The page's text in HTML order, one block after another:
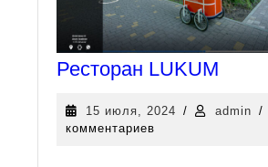
Ресторан LUKUM
15 июля, 2024 / admin /
комментариев